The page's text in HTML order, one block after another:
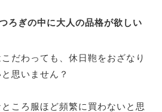
ろぎの中に大人の品格が欲しい
だわっても、休日鞄をおざなり
思いません？
ころ服ほど頻繁に買わないと思